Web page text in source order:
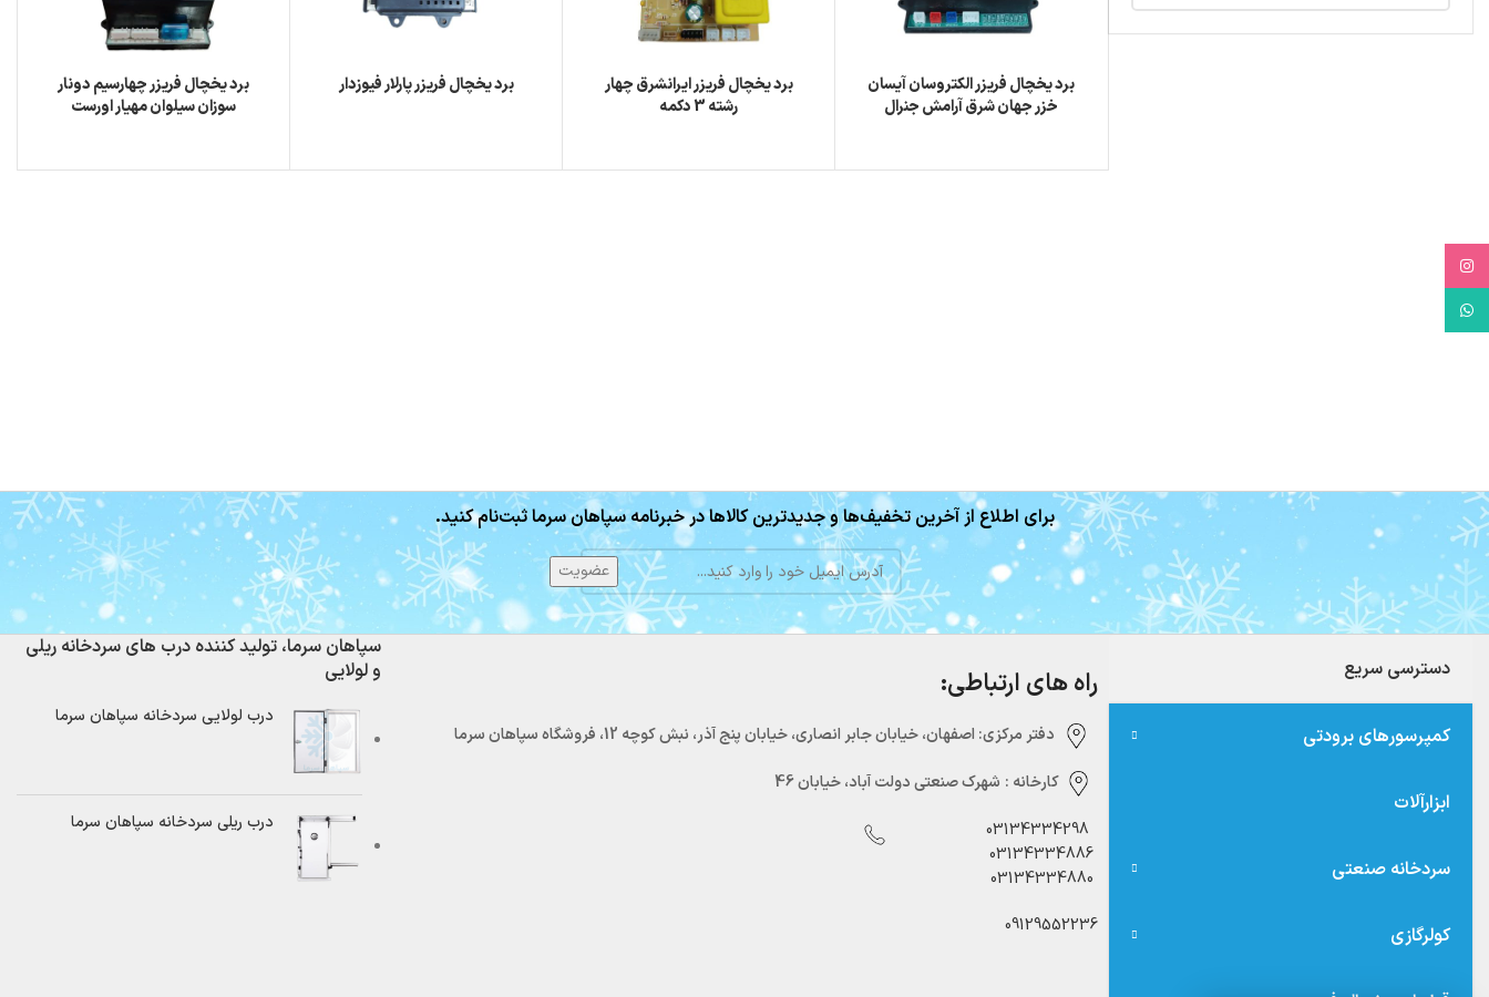
برد یخچال فریزر الکتروسان آیسان
خزر جهان شرق آرامش جنرال
برد یخچال فریزر ایرانشرق چهار
رشته 3 دکمه
برد یخچال فریزر پارلار فیوزدار
برد یخچال فریزر چهارسیم دونار
سوزان سیلوان مهیار اورست
برای اطلاع از آخرین تخفیف‌ها و جدیدترین کالاها در خبرنامه سپاهان سرما ثبت‌نام کنید.
دسترسی سریع
کمپرسورهای برودتی
ابزارآلات
سردخانه صنعتی
کولرگازی
راه های ارتباطی:
دفتر مرکزی:‌ اصفهان، خیابان جابر انصاری، خیابان پنج آذر، نبش کوچه 12، فروشگاه سپاهان سرما
کارخانه : شهرک صنعتی دولت آباد، خیابان 46
03134334298
03134334886
03134334880
09129552236
سپاهان سرما، تولید کننده درب های سردخانه ریلی
و لولایی
درب لولایی سردخانه سپاهان سرما
درب ریلی سردخانه سپاهان سرما